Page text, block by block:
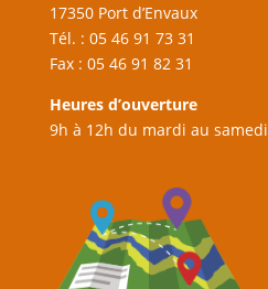
17350 Port d’Envaux
Tél. : 05 46 91 73 31
Fax : 05 46 91 82 31
Heures d’ouverture
9h à 12h du mardi au samedi